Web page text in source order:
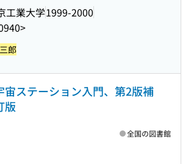
工業大学1999-2000
郎
宙ステーション入門、第2版補
版
全国の図書館